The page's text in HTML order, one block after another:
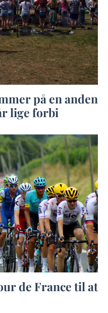
på en anden
lige forbi
de France til at